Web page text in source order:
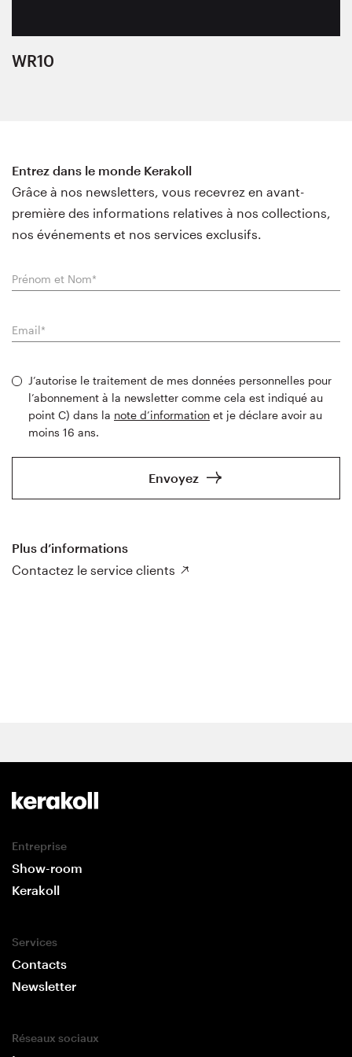
WR10
Entrez dans le monde Kerakoll
Grâce à nos newsletters, vous recevrez en avant-
première des informations relatives à nos collections,
nos événements et nos services exclusifs.
J’autorise le traitement de mes données personnelles pour
l’abonnement à la newsletter comme cela est indiqué au
point C) dans la note d’information et je déclare avoir au
moins 16 ans.
Envoyez
Plus d’informations
Contactez le service clients
Entreprise
Show-room
Kerakoll
Services
Contacts
Newsletter
Réseaux sociaux